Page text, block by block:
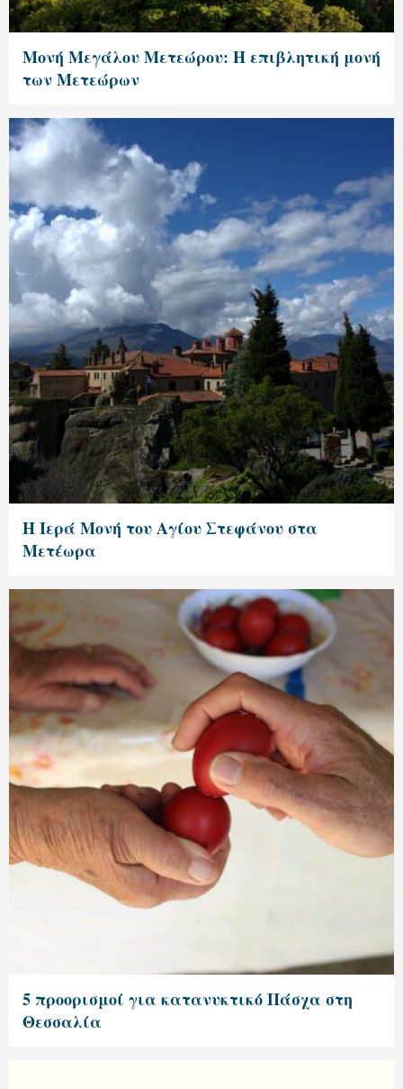
Μονή Μεγάλου Μετεώρου: Η επιβλητική μονή
των Μετεώρων
Η Ιερά Μονή του Αγίου Στεφάνου στα
Μετέωρα
5 προορισμοί για κατανυκτικό Πάσχα στη
Θεσσαλία